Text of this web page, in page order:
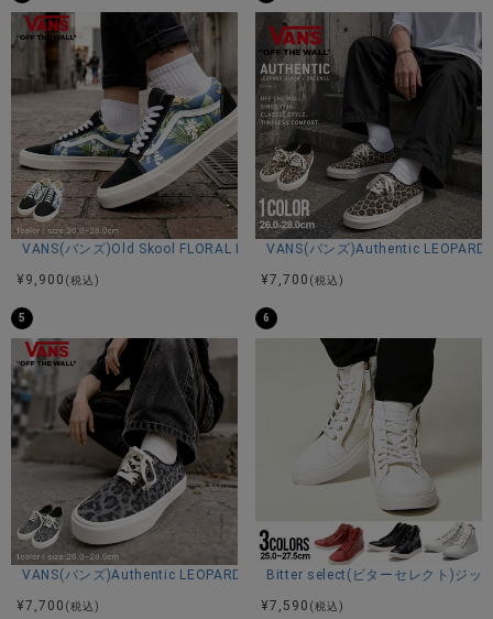
カラー展開
キャメル/ブラック
VANS(バンズ)Old Skool FLORAL NAVY/全1色
¥ 9,900 (税込)
VANS(バンズ)Authentic
¥7,700 (税込)
5
VANS(バンズ)Authentic LEOPARD BLACK/PEWTER/全1色
¥7,700 (税込)
6
Bitter select(ビターセレクト)ジッ
¥7,590 (税込)